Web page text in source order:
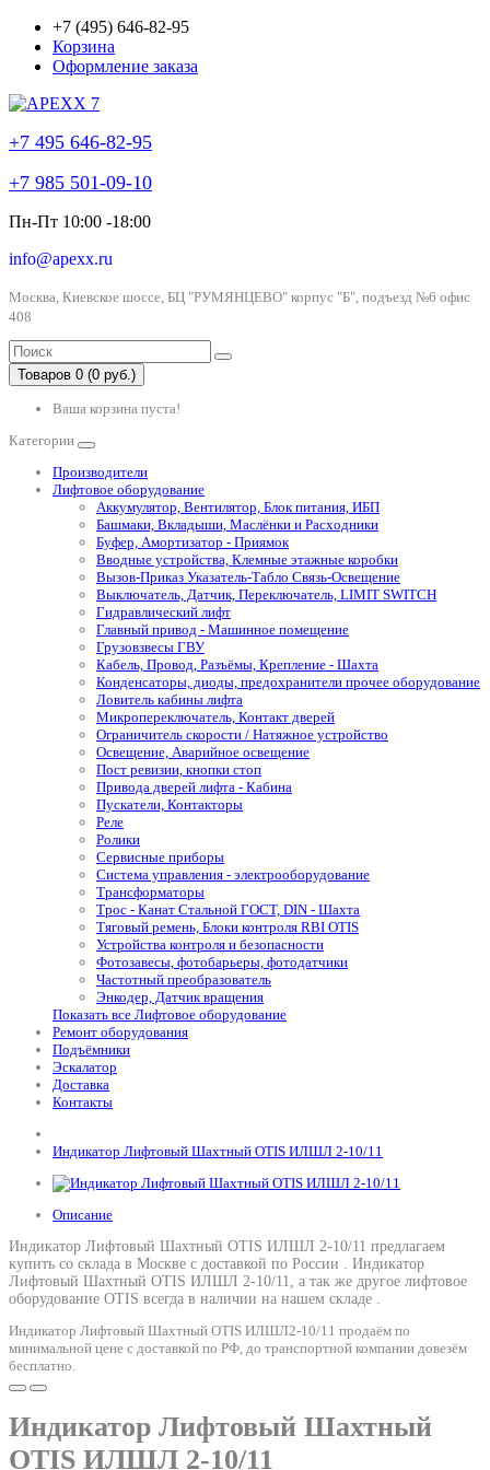
+7 (495) 646-82-95
Корзина
Оформление заказа
+7 495 646-82-95
+7 985 501-09-10
Пн-Пт 10:00 -18:00
info@apexx.ru
Москва, Киевское шоссе, БЦ "РУМЯНЦЕВО" корпус "Б", подъезд №6 офис
408
Товаров 0 (0 руб.)
Ваша корзина пуста!
Категории
Производители
Лифтовое оборудование
Аккумулятор, Вентилятор, Блок питания, ИБП
Башмаки, Вкладыши, Маслёнки и Расходники
Буфер, Амортизатор - Приямок
Вводные устройства, Клемные этажные коробки
Вызов-Приказ Указатель-Табло Связь-Освещение
Выключатель, Датчик, Переключатель, LIMIT SWITCH
Гидравлический лифт
Главный привод - Машинное помещение
Грузовзвесы ГВУ
Кабель, Провод, Разъёмы, Крепление - Шахта
Конденсаторы, диоды, предохранители прочее оборудование
Ловитель кабины лифта
Микропереключатель, Контакт дверей
Ограничитель скорости / Натяжное устройство
Освещение, Аварийное освещение
Пост ревизии, кнопки стоп
Привода дверей лифта - Кабина
Пускатели, Контакторы
Реле
Ролики
Сервисные приборы
Система управления - электрооборудование
Трансформаторы
Трос - Канат Стальной ГОСТ, DIN - Шахта
Тяговый ремень, Блоки контроля RBI OTIS
Устройства контроля и безопасности
Фотозавесы, фотобарьеры, фотодатчики
Частотный преобразователь
Энкодер, Датчик вращения
Показать все Лифтовое оборудование
Ремонт оборудования
Подъёмники
Эскалатор
Доставка
Контакты
Индикатор Лифтовый Шахтный OTIS ИЛШЛ 2-10/11
Описание
Индикатор Лифтовый Шахтный OTIS ИЛШЛ 2-10/11 предлагаем
купить со склада в Москве с доставкой по России . Индикатор
Лифтовый Шахтный OTIS ИЛШЛ 2-10/11, а так же другое лифтовое
оборудование OTIS всегда в наличии на нашем складе .
Индикатор Лифтовый Шахтный OTIS ИЛШЛ2-10/11 продаём по
минимальной цене с доставкой по РФ, до транспортной компании довезём
бесплатно.
Индикатор Лифтовый Шахтный
OTIS ИЛШЛ 2-10/11